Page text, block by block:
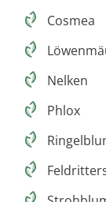
Cosmea
Nelken
Phlox